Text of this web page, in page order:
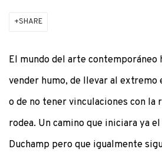
SHARE
El mundo del arte contemporáneo
vender humo, de llevar al extremo
o de no tener vinculaciones con la
rodea. Un camino que iniciara ya
Duchamp pero que igualmente